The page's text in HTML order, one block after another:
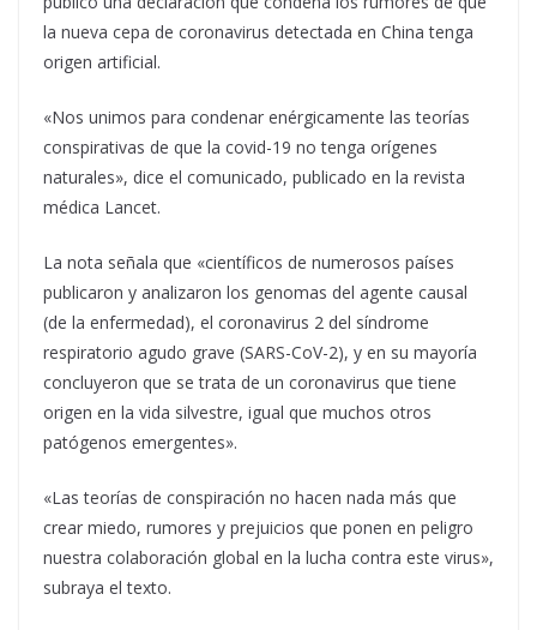
la nueva cepa de coronavirus detectada en China tenga
origen artificial.
«Nos unimos para condenar enérgicamente las teorías
conspirativas de que la covid-19 no tenga orígenes
naturales», dice el comunicado, publicado en la revista
médica Lancet.
La nota señala que «científicos de numerosos países
publicaron y analizaron los genomas del agente causal
(de la enfermedad), el coronavirus 2 del síndrome
respiratorio agudo grave (SARS-CoV-2), y en su mayoría
concluyeron que se trata de un coronavirus que tiene
origen en la vida silvestre, igual que muchos otros
patógenos emergentes».
«Las teorías de conspiración no hacen nada más que
crear miedo, rumores y prejuicios que ponen en peligro
nuestra colaboración global en la lucha contra este virus»,
subraya el texto.